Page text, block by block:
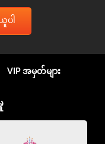
ပါ
VIP အမှတ်များ